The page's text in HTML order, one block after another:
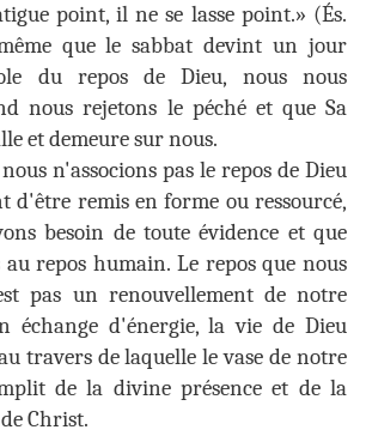
point, il ne se lasse point.» (És.
que le sabbat devint un jour
du repos de Dieu, nous nous
nous rejetons le péché et que Sa
et demeure sur nous.
n'associons pas le repos de Dieu
d'être remis en forme ou ressourcé,
besoin de toute évidence et que
repos humain. Le repos que nous
pas un renouvellement de notre
échange d'énergie, la vie de Dieu
travers de laquelle le vase de notre
de la divine présence et de la
Christ.